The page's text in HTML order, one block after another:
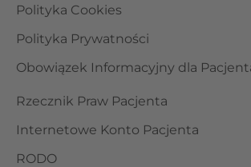
Polityka Cookies
Polityka Prywatności
Obowiązek Informacyjny dla
Rzecznik Praw Pacjenta
Internetowe Konto Pacjenta
RODO